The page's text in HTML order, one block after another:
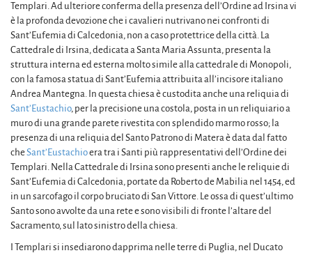
Templari. Ad ulteriore conferma della presenza dell’Ordine ad Irsina vi
è la profonda devozione che i cavalieri nutrivano nei confronti di
Sant’Eufemia di Calcedonia, non a caso protettrice della città. La
Cattedrale di Irsina, dedicata a Santa Maria Assunta, presenta la
struttura interna ed esterna molto simile alla cattedrale di Monopoli,
con la famosa statua di Sant’Eufemia attribuita all’incisore italiano
Andrea Mantegna. In questa chiesa è custodita anche una reliquia di
Sant’Eustachio, per la precisione una costola, posta in un reliquiario a
muro di una grande parete rivestita con splendido marmo rosso; la
presenza di una reliquia del Santo Patrono di Matera è data dal fatto
cheSant’Eustachioera tra i Santi più rappresentativi dell’Ordine dei
Templari. Nella Cattedrale di Irsina sono presenti anche le reliquie di
Sant’Eufemia di Calcedonia, portate da Roberto de Mabilia nel 1454, ed
in un sarcofago il corpo bruciato di San Vittore. Le ossa di quest’ultimo
Santo sono avvolte da una rete e sono visibili di fronte l’altare del
Sacramento, sul lato sinistro della chiesa.
I Templari si insediarono dapprima nelle terre di Puglia, nel Ducato